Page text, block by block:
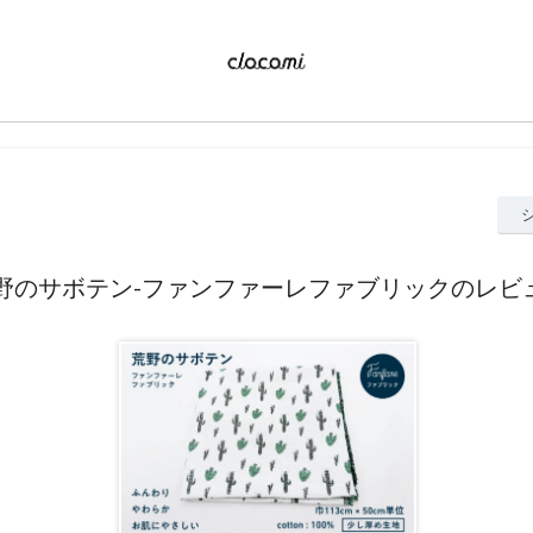
のサボテン-ファンファーレファブリックのレビ